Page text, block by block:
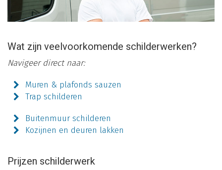
Wat zijn veelvoorkomende schilderwerken?
Navigeer direct naar:
Muren & plafonds sauzen
Trap schilderen
Buitenmuur schilderen
Kozijnen en deuren lakken
Prijzen schilderwerk